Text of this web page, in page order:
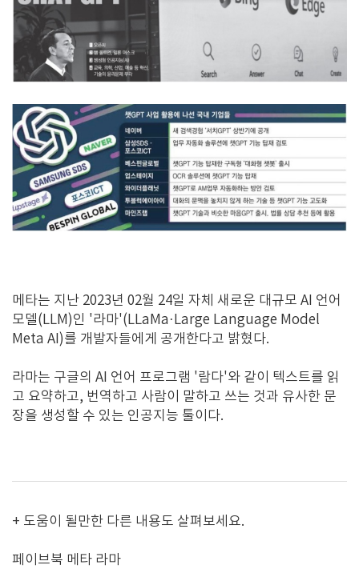
메타는 지난 2023년 02월 24일 자체 새로운 대규모 AI 언어
모델(LLM)인 '라마'(LLaMa·Large Language Model
Meta AI)를 개발자들에게 공개한다고 밝혔다.
라마는 구글의 AI 언어 프로그램 '람다'와 같이 텍스트를 읽
고 요약하고, 번역하고 사람이 말하고 쓰는 것과 유사한 문
장을 생성할 수 있는 인공지능 툴이다.
+ 도움이 될만한 다른 내용도 살펴보세요.
페이브북 메타 라마